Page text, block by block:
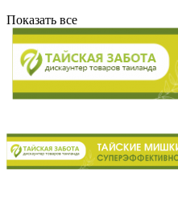
Показать все